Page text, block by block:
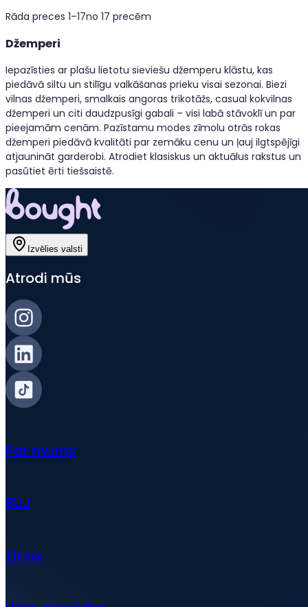
Rāda preces 1–17no 17 precēm
Džemperi
Iepazīsties ar plašu lietotu sieviešu džemperu klāstu, kas
piedāvā siltu un stilīgu valkāšanas prieku visai sezonai. Biezi
vilnas džemperi, smalkais angoras trikotāžs, casual kokvilnas
džemperi un citi daudzpusīgi gabali – visi labā stāvoklī un par
pieejamām cenām. Pazīstamu modes zīmolu otrās rokas
džemperi piedāvā kvalitāti par zemāku cenu un ļauj ilgtspējīgi
atjaunināt garderobi. Atrodiet klasiskus un aktuālus rakstus un
pasūtiet ērti tiešsaistē.
Izvēlies valsti
Atrodi mūs
Par mums
BUJ
Ziņas